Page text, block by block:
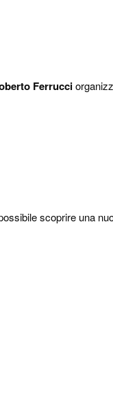
Ferrucci
scoprire una